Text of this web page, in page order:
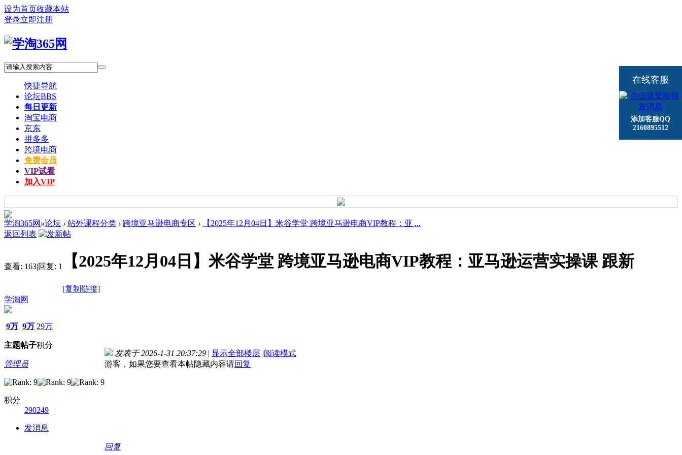
设为首页收藏本站
登录立即注册
快捷导航
论坛BBS
每日更新
淘宝电商
京东
拼多多
跨境电商
免费会员
VIP试看
加入VIP
学淘365网 »论坛 › 站外课程分类 › 跨境亚马逊电商专区 ›
【2025年12月04日】米谷学堂 跨境亚马逊电商VIP教程：亚 ...
返回列表
查看: 163|回复: 1 【2025年12月04日】米谷学堂 跨境亚马逊电商VIP教程：亚马逊运营实操课 跟新
[复制链接]
学淘网
9万
主题
9万
帖子
29万
积分
管理员
积分
290249
发消息
发表于 2026-1-31 20:37:29 | 显示全部楼层 |阅读模式
游客，如果您要查看本帖隐藏内容请回复
回复
在线客服
添加客服QQ
2160895512